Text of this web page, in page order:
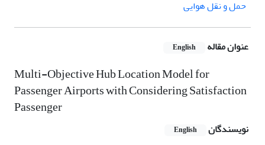
حمل و نقل هوایی
عنوان مقاله English
Multi-Objective Hub Location Model for
Passenger Airports with Considering Satisfaction
Passenger
نویسندگان English